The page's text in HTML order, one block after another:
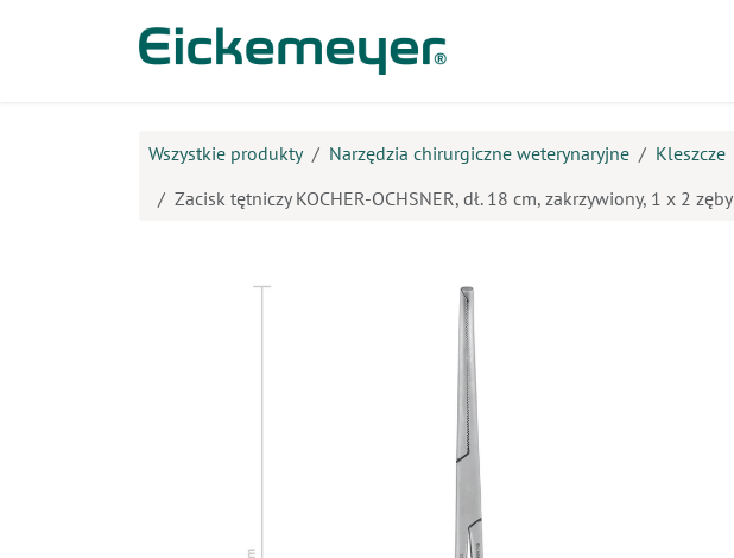
Wszystkie produkty Narzędzia chirurgiczne weterynaryjne
Kleszcze
Zacisk tętniczy KOCHER-OCHSNER, dł. 18 cm, zakrzywiony, 1 x 2 zęby